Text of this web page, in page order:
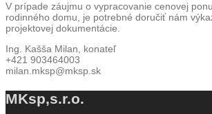
V prípade záujmu o vypracovanie cenovej
rodinného domu, je potrebné doručiť nám
projektovej dokumentácie.
Ing. Kašša Milan, konateľ
+421 903464003
milan.mksp@mksp.sk
MKsp,s.r.o.